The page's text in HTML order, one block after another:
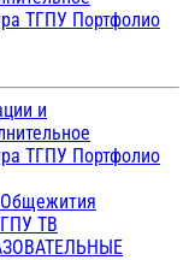
ТГПУ Портфолио
и
ТГПУ Портфолио
Общежития
ТВ